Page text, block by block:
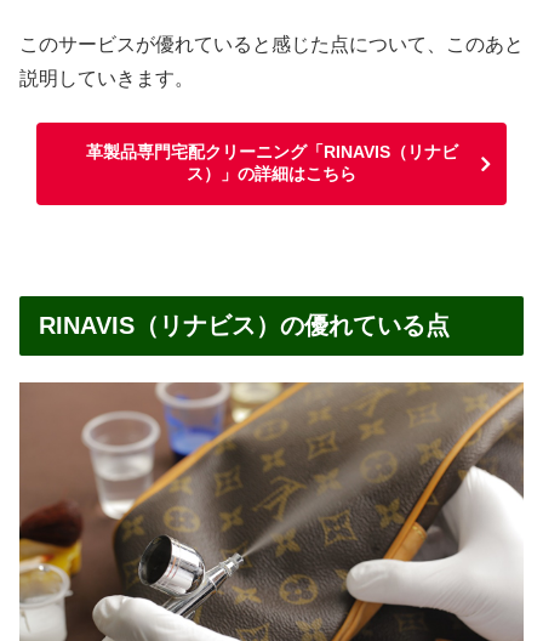
このサービスが優れていると感じた点について、このあと
説明していきます。
革製品専門宅配クリーニング「RINAVIS（リナビ
ス）」の詳細はこちら
RINAVIS（リナビス）の優れている点